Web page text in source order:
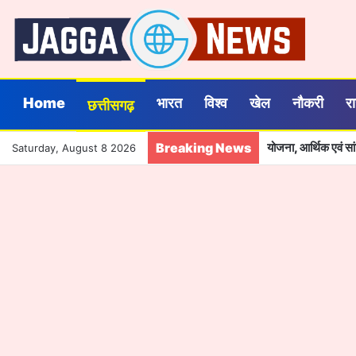
Home छत्तीसगढ़ भारत विश्व खेल नौकरी
Saturday, August 8 2026 Breaking News योजना, आर्थिक एवं